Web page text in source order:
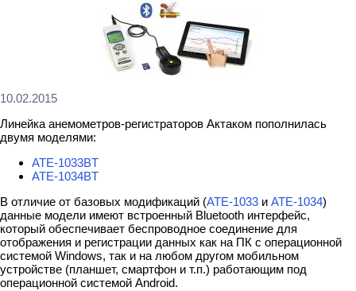
10.02.2015
Линейка анемометров-регистраторов Актаком пополнилась
двумя моделями:
АТЕ-1033BT
АТЕ-1034BT
В отличие от базовых модификаций (АТЕ-1033 и АТЕ-1034)
данные модели имеют встроенный Bluetooth интерфейс,
который обеспечивает беспроводное соединение для
отображения и регистрации данных как на ПК с операционной
системой Windows, так и на любом другом мобильном
устройстве (планшет, смартфон и т.п.) работающим под
операционной системой Android.